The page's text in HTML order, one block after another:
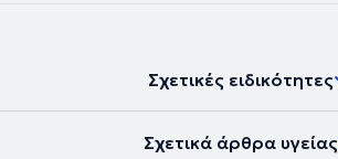
Σχετικές ειδικότητες
Σχετικά άρθρα υγείας